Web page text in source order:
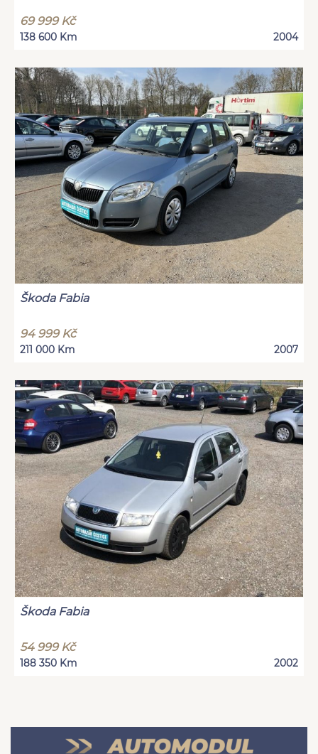
69 999 Kč
138 600 Km 2004
Škoda Fabia
94 999 Kč
211 000 Km 2007
Škoda Fabia
54 999 Kč
188 350 Km 2002